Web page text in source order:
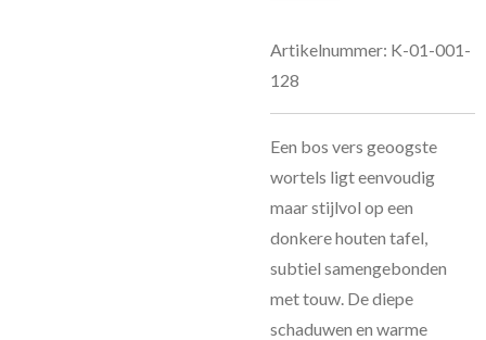
Artikelnummer: K-01-001-
128
Een bos vers geoogste
wortels ligt eenvoudig
maar stijlvol op een
donkere houten tafel,
subtiel samengebonden
met touw. De diepe
schaduwen en warme